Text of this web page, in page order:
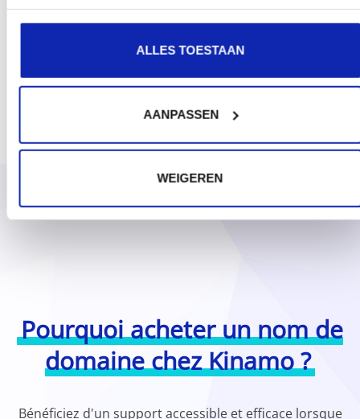
ALLES TOESTAAN
AANPASSEN
WEIGEREN
Pourquoi acheter un nom de
domaine chez Kinamo ?
Bénéficiez d'un support accessible et efficace lorsque